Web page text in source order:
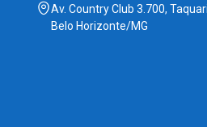
Av. Country Club 3.700,
Belo Horizonte/MG